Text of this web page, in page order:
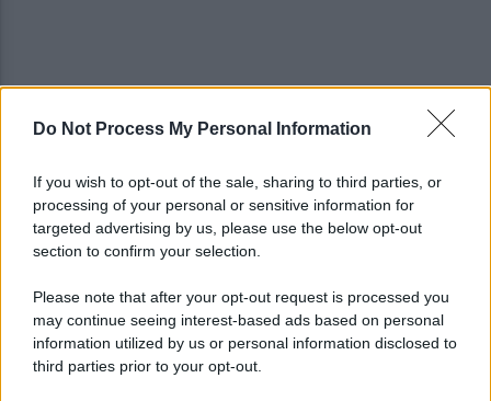
Do Not Process My Personal Information
If you wish to opt-out of the sale, sharing to third parties, or
processing of your personal or sensitive information for
targeted advertising by us, please use the below opt-out
section to confirm your selection.
Please note that after your opt-out request is processed you
may continue seeing interest-based ads based on personal
information utilized by us or personal information disclosed to
third parties prior to your opt-out.
Omicidio Colalongo: la Dda ottiene il processo
Avellino, possesso di marijuana: 22enne
denunciato